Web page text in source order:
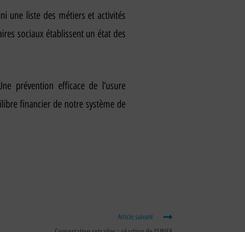
une liste des métiers et activités
sociaux établissent un état des
prévention efficace de l’usure
financier de notre système de
Article suivant